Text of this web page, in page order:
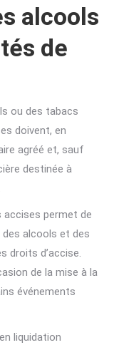
alcools
de
ou des tabacs
doivent, en
agréé et, sauf
destinée à
accises permet de
alcools et des
droits d’accise.
de la mise à la
événements
liquidation